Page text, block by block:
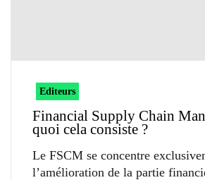
Editeurs
Financial Supply Chain
quoi cela consiste ?
Le FSCM se concentre
l’amélioration de la partie